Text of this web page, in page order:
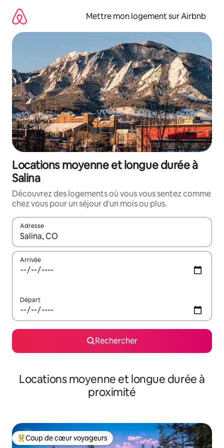
directement
contenu
Mettre mon logement sur Airbnb
Locations moyenne et longue durée à
Salina
Découvrez des logements où vous vous sentez comme
chez vous pour un séjour d'un mois ou plus.
Adresse
Lorsque les résultats s'affichent, utilisez les flèches vers le
Arrivée
Départ
Rechercher
Locations moyenne et longue durée à
proximité
Coups de cœur voyageurs les plus appréciés
Coup de cœur voyageurs